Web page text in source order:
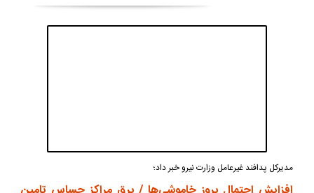
مدیرکل پدافند غیرعامل وزارت نیرو خبر داد؛